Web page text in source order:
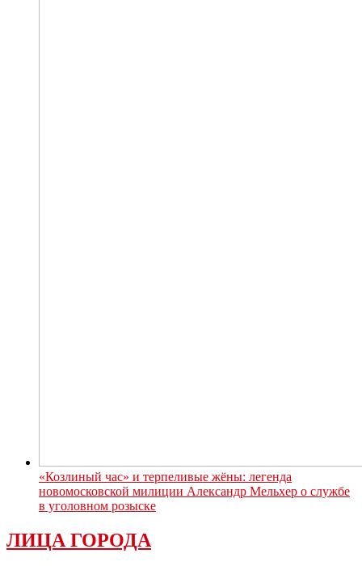
«Козлиный час» и терпеливые жёны: легенда
новомосковской милиции Александр Мельхер о службе
в уголовном розыске
ЛИЦА ГОРОДА